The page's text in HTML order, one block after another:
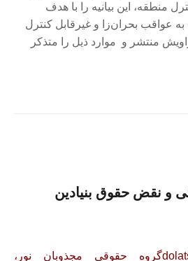
منطقه، این بیانیه را با هدف
عواقب بحران‌زا و غیرقابل کنترل
منتشر و موارد ذیل را متذکر
و نقض حقوق بنیادین
گروه حقوقی مجذوبان نور،